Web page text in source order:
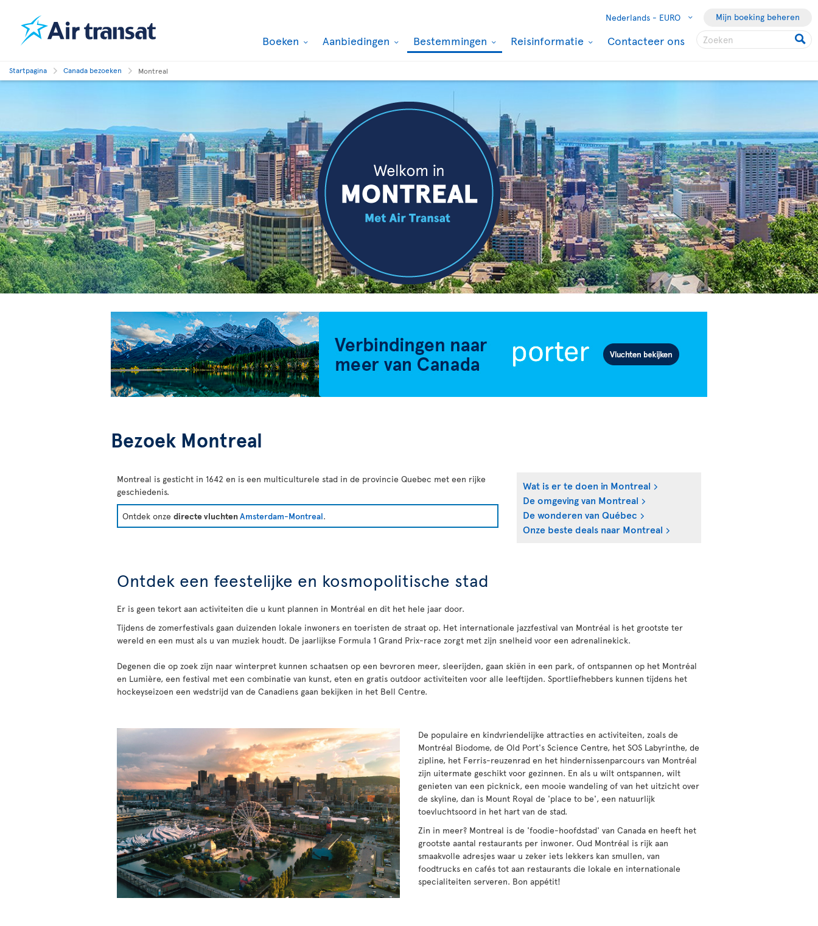
Nederlands - EURO Mijn boeking beheren
Boeken Aanbiedingen Bestemmingen Reisinformatie Contacteer ons
Startpagina Canada bezoeken Montreal
Bezoek Montreal
Montreal is gesticht in 1642 en is een multiculturele stad in de provincie Quebec met een rijke
geschiedenis.
Ontdek onze directe vluchtenAmsterdam-Montreal.
Wat is er te doen in Montreal
De omgeving van Montreal
De wonderen van Québec
Onze beste deals naar Montreal
Ontdek een feestelijke en kosmopolitische stad
Er is geen tekort aan activiteiten die u kunt plannen in Montréal en dit het hele jaar door.
Tijdens de zomerfestivals gaan duizenden lokale inwoners en toeristen de straat op. Het internationale jazzfestival van Montréal is het grootste ter
wereld en een must als u van muziek houdt. De jaarlijkse Formula 1 Grand Prix-race zorgt met zijn snelheid voor een adrenalinekick.
Degenen die op zoek zijn naar winterpret kunnen schaatsen op een bevroren meer, sleerijden, gaan skiën in een park, of ontspannen op het Montréal
en Lumière, een festival met een combinatie van kunst, eten en gratis outdoor activiteiten voor alle leeftijden. Sportliefhebbers kunnen tijdens het
hockeyseizoen een wedstrijd van de Canadiens gaan bekijken in het Bell Centre.
De populaire en kindvriendelijke attracties en activiteiten, zoals de
Montréal Biodome, de Old Port's Science Centre, het SOS Labyrinthe, de
zipline, het Ferris-reuzenrad en het hindernissenparcours van Montréal
zijn uitermate geschikt voor gezinnen. En als u wilt ontspannen, wilt
genieten van een picknick, een mooie wandeling of van het uitzicht over
de skyline, dan is Mount Royal de 'place to be', een natuurlijk
toevluchtsoord in het hart van de stad.
Zin in meer? Montreal is de 'foodie-hoofdstad' van Canada en heeft het
grootste aantal restaurants per inwoner. Oud Montréal is rijk aan
smaakvolle adresjes waar u zeker iets lekkers kan smullen, van
foodtrucks en cafés tot aan restaurants die lokale en internationale
specialiteiten serveren. Bon appétit!